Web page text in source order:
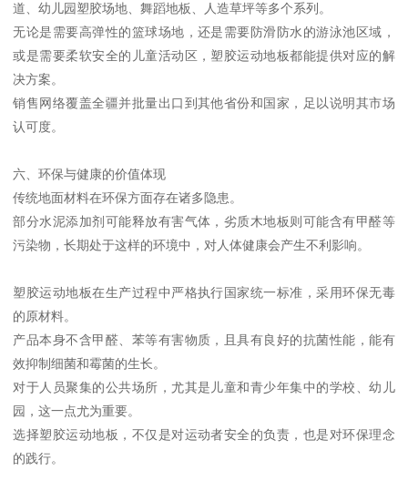
道、幼儿园塑胶场地、舞蹈地板、人造草坪等多个系列。
无论是需要高弹性的篮球场地，还是需要防滑防水的游泳池区域，
或是需要柔软安全的儿童活动区，塑胶运动地板都能提供对应的解
决方案。
销售网络覆盖全疆并批量出口到其他省份和国家，足以说明其市场
认可度。
六、环保与健康的价值体现
传统地面材料在环保方面存在诸多隐患。
部分水泥添加剂可能释放有害气体，劣质木地板则可能含有甲醛等
污染物，长期处于这样的环境中，对人体健康会产生不利影响。
塑胶运动地板在生产过程中严格执行国家统一标准，采用环保无毒
的原材料。
产品本身不含甲醛、苯等有害物质，且具有良好的抗菌性能，能有
效抑制细菌和霉菌的生长。
对于人员聚集的公共场所，尤其是儿童和青少年集中的学校、幼儿
园，这一点尤为重要。
选择塑胶运动地板，不仅是对运动者安全的负责，也是对环保理念
的践行。